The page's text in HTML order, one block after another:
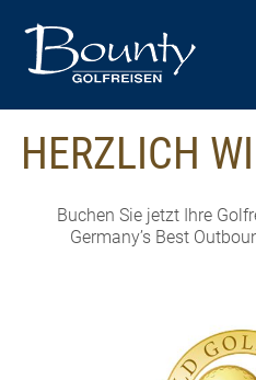
HERZLICH
Buchen Sie jetzt Ihre
Germany’s Best